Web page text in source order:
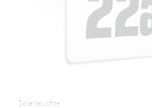
Solarleuchte